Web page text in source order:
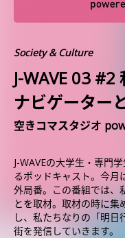
Society & Culture
J-WAVE 03 #2
ナビゲーター
空きコマスタジオ
J-WAVEの大学生・専門
るポッドキャスト。今月
外局番。この番組では、
とを取材。取材の時に
し、私たちなりの「明
街を発信していきます。